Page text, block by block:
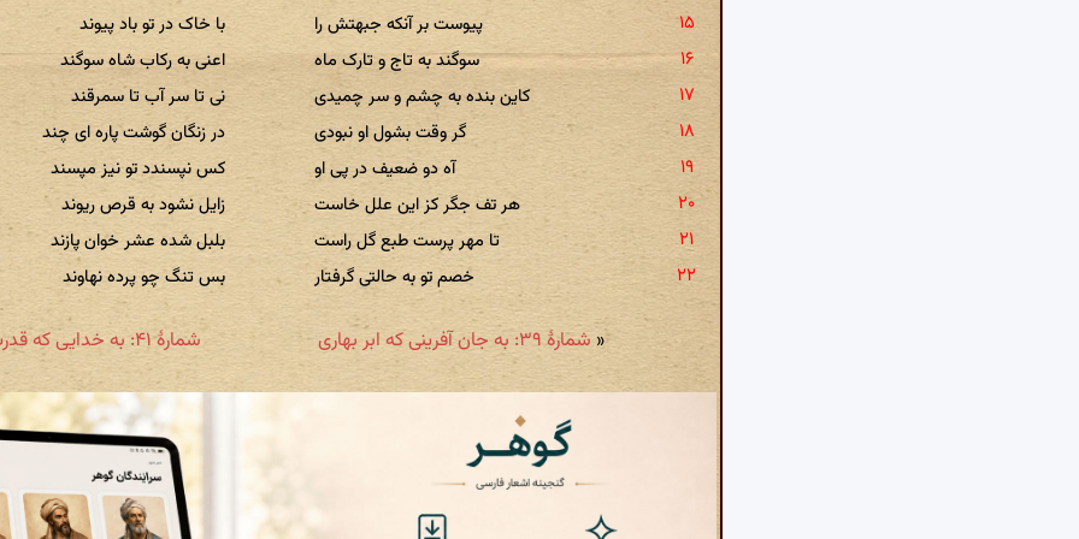
پیوست بر آنکه جبهتش را
با خاک در تو باد پیوند
سوگند به تاج و تارک ماه
اعنی به رکاب شاه سوگند
کاین بنده به چشم و سر چمیدی
نی تا سر آب تا سمرقند
گر وقت بشول او نبودی
در زنگان گوشت پاره ای چند
آه دو ضعیف در پی او
کس نپسندد تو نیز مپسند
هر تف جگر کز این علل خاست
زایل نشود به قرص ریوند
تا مهر پرست طبع گل راست
بلبل شده عشر خوان پازند
خصم تو به حالتی گرفتار
بس تنگ چو پرده نهاوند
شمارهٔ ۴۱: به خدایی که قدرت او را « شمارهٔ ۳۹: به جان آفرینی که ابر بهاری